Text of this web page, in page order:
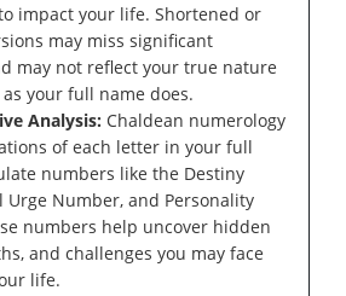
impact your life. Shortened or
may miss significant
may not reflect your true nature
your full name does.
Analysis: Chaldean numerology
of each letter in your full
numbers like the Destiny
Urge Number, and Personality
numbers help uncover hidden
and challenges you may face
life.